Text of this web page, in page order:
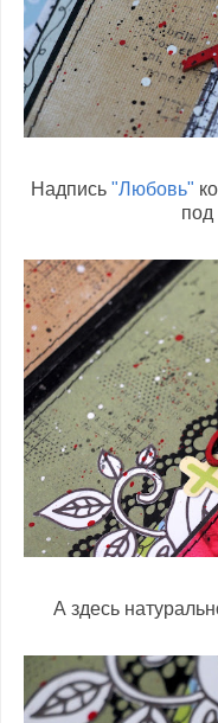
Надпись "Любовь"
под
А здесь